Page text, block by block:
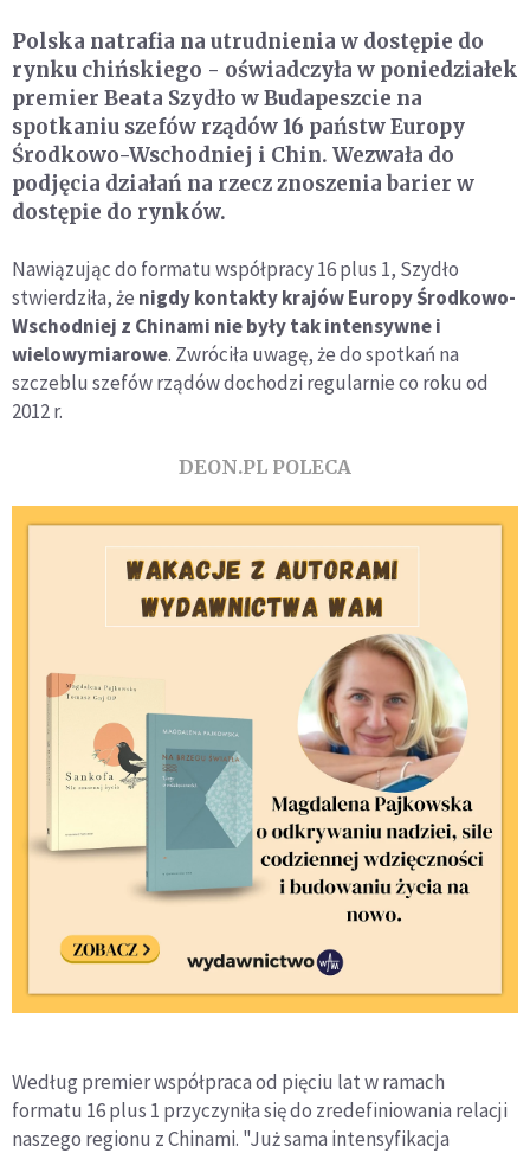
Polska natrafia na utrudnienia w dostępie do
rynku chińskiego - oświadczyła w poniedziałek
premier Beata Szydło w Budapeszcie na
spotkaniu szefów rządów 16 państw Europy
Środkowo-Wschodniej i Chin. Wezwała do
podjęcia działań na rzecz znoszenia barier w
dostępie do rynków.
Nawiązując do formatu współpracy 16 plus 1, Szydło
stwierdziła, że nigdy kontakty krajów Europy Środkowo-
Wschodniej z Chinami nie były tak intensywne i
wielowymiarowe. Zwróciła uwagę, że do spotkań na
szczeblu szefów rządów dochodzi regularnie co roku od
2012 r.
DEON.PL POLECA
Według premier współpraca od pięciu lat w ramach
formatu 16 plus 1 przyczyniła się do zredefiniowania relacji
naszego regionu z Chinami. "Już sama intensyfikacja